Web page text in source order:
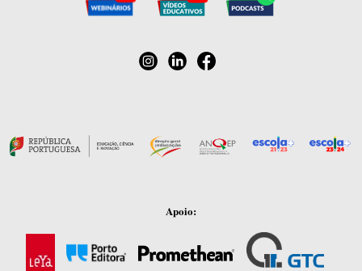
Apoio: